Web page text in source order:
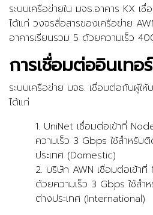
ระบบเครือข่ายใน มจธ.อาคาร KX
ได้แก่ วงจรสื่อสารของเครือข่าย
อาคารเรียนรวม 5 ด้วยความเร็ว
การเชื่อมต่ออินเทอ
ระบบเครือข่าย มจธ. เชื่อมต่อกับผู้ให้
ได้แก่
1. UniNet เชื่อมต่อเข้าที่
ความเร็ว 3 Gbps ใช้สำหรับ
ประเทศ (Domestic)
2. บริษัท AWN เชื่อมต่อเข้า
ด้วยความเร็ว 3 Gbps ใช้สำ
ต่างประเทศ (International)